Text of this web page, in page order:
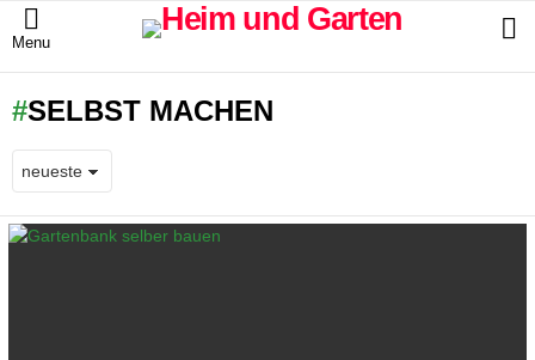
Menu
SELBST MACHEN